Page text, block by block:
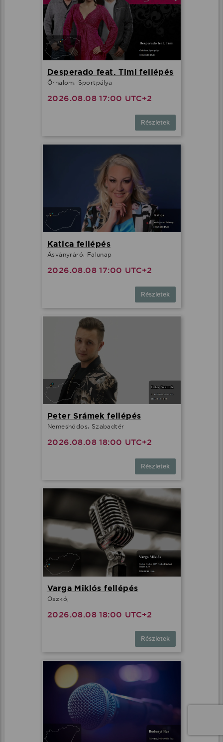
Desperado feat. Timi fellépés
Őrhalom, Sportpálya
2026.08.08 17:00 UTC+2
Részletek
Katica fellépés
Ásványráró, Falunap
2026.08.08 17:00 UTC+2
Részletek
Peter Srámek fellépés
Nemeshódos, Szabadtér
2026.08.08 18:00 UTC+2
Részletek
Varga Miklós fellépés
Oszkó,
2026.08.08 18:00 UTC+2
Részletek